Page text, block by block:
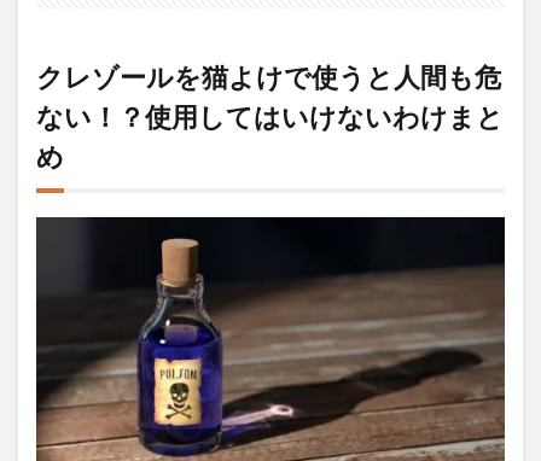
クレゾールを猫よけで使うと人間も危
ない！？使用してはいけないわけまと
め